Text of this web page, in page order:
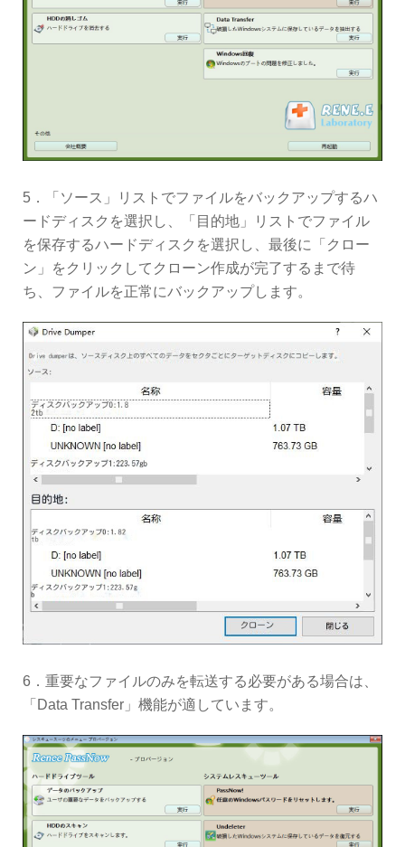
5．「ソース」リストでファイルをバックアップするハ
ードディスクを選択し、「目的地」リストでファイル
を保存するハードディスクを選択し、最後に「クロー
ン」をクリックしてクローン作成が完了するまで待
ち、ファイルを正常にバックアップします。
6．重要なファイルのみを転送する必要がある場合は、
「Data Transfer」機能が適しています。